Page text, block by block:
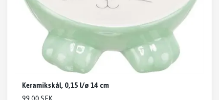
Keramikskål, 0,15 l/ø 14 cm